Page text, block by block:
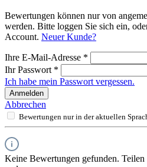
Bewertungen können nur von
werden. Bitte loggen Sie sich ein,
Account. Neuer Kunde?
Ihre E-Mail-Adresse *
Ihr Passwort *
Ich habe mein Passwort vergessen.
Anmelden
Abbrechen
Bewertungen nur in der aktuellen
Keine Bewertungen gefunden.